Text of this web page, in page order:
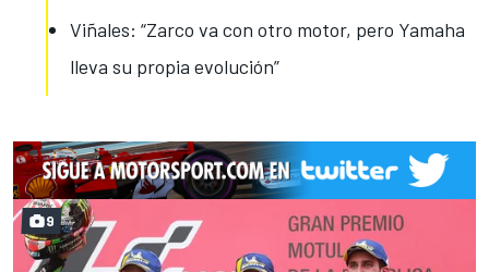
Viñales: “Zarco va con otro motor, pero Yamaha
lleva su propia evolución”
9